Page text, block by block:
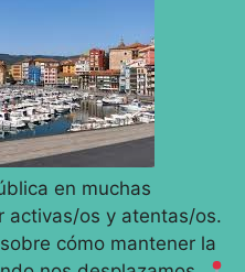
en muchas
activas/os y atentas/os.
cómo mantener la